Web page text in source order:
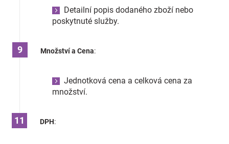
Detailní popis dodaného zboží nebo
poskytnuté služby.
Množství a Cena:
Jednotková cena a celková cena za
množství.
DPH: